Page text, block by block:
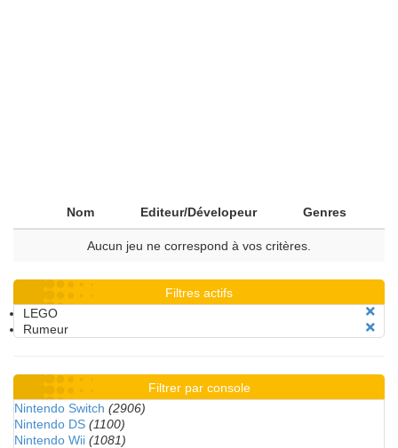
Nom Editeur/Dévelopeur Genres
Aucun jeu ne correspond à vos critères.
Filtres actifs
LEGO
Rumeur
Filtrer par console
Nintendo Switch (2906)
Nintendo DS (1100)
Nintendo Wii (1081)